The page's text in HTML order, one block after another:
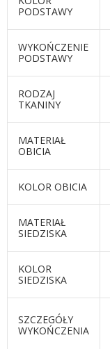
PODSTAWY
WYKOŃCZENIE
PODSTAWY
RODZAJ
TKANINY
MATERIAŁ
OBICIA
KOLOR OBICIA
MATERIAŁ
SIEDZISKA
KOLOR
SIEDZISKA
SZCZEGÓŁY
WYKOŃCZENIA